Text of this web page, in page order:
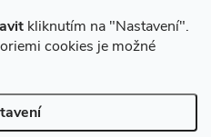
kliknutím na "Nastavení".
cookies je možné